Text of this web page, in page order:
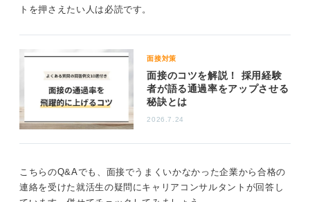
多い傾向にありました。
ですから、面接で手応えを感じられなかったとしても、
一喜一憂する必要はまったくありません。常に相手の立
場に立ち、何を聞きたいのか、何を知りたいのかを考え
ながら面接に臨めば、おのずと結果はついてくるでしょ
う。
0
トを押さえたい人は必読です。
面接対策
面接のコツを解説！ 採用経験
者が語る通過率をアップさせる
秘訣とは
2026.7.24
こちらのQ&Aでも、面接でうまくいかなかった企業から合格の
連絡を受けた就活生の疑問にキャリアコンサルタントが回答し